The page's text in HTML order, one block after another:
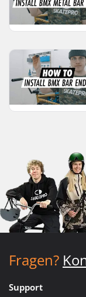
Fragen?
Support